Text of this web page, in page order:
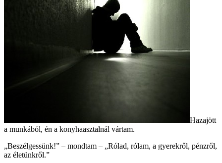
Hazajött
a munkából, én a konyhaasztalnál vártam.
„Beszélgessünk!” – mondtam – „Rólad, rólam, a gyerekről, pénzről,
az életünkről.”